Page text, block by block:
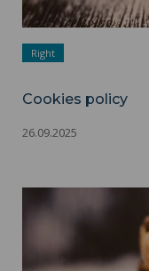
Right
Cookies policy
26.09.2025